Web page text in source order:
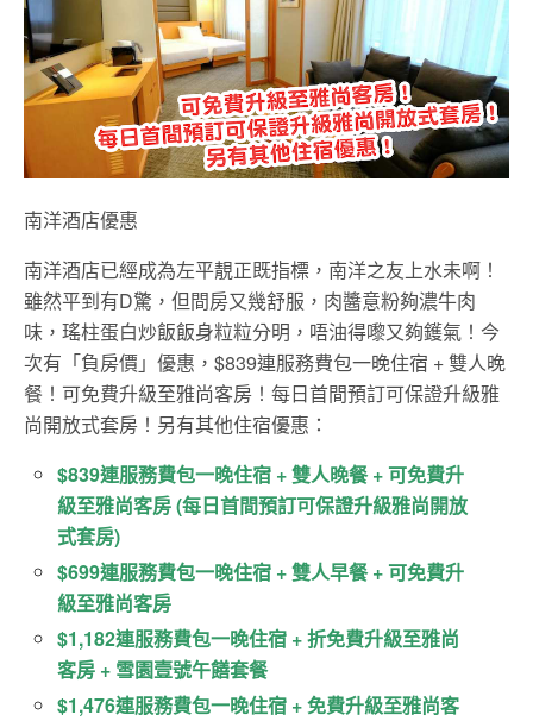
南洋酒店優惠
南洋酒店已經成為左平靚正既指標，南洋之友上水未啊！
雖然平到有D驚，但間房又幾舒服，肉醬意粉夠濃牛肉
味，瑤柱蛋白炒飯飯身粒粒分明，唔油得嚟又夠鑊氣！今
次有「負房價」優惠，$839連服務費包一晚住宿 + 雙人晚
餐！可免費升級至雅尚客房！每日首間預訂可保證升級雅
尚開放式套房！另有其他住宿優惠：
$839連服務費包一晚住宿 + 雙人晚餐 + 可免費升
級至雅尚客房 (每日首間預訂可保證升級雅尚開放
式套房)
$699連服務費包一晚住宿 + 雙人早餐 + 可免費升
級至雅尚客房
$1,182連服務費包一晚住宿 + 折免費升級至雅尚
客房 + 雪園壹號午饍套餐
$1,476連服務費包一晚住宿 + 免費升級至雅尚客